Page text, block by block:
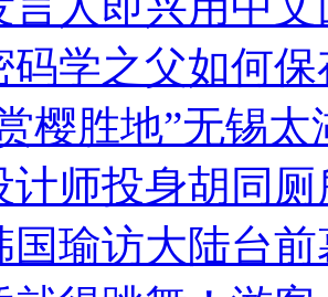
码学之父如何
樱胜地”无锡
计师投身胡同
国瑜访大陆台